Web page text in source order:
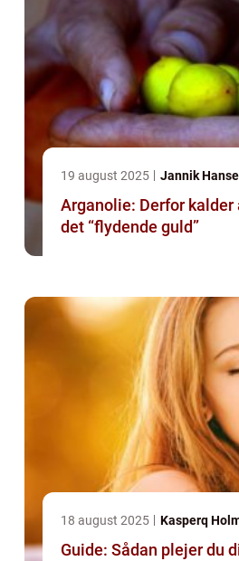
19 august 2025 Jannik
Arganolie: Derfor
det “flydende guld”
18 august 2025 Kasperq
Guide: Sådan plejer du